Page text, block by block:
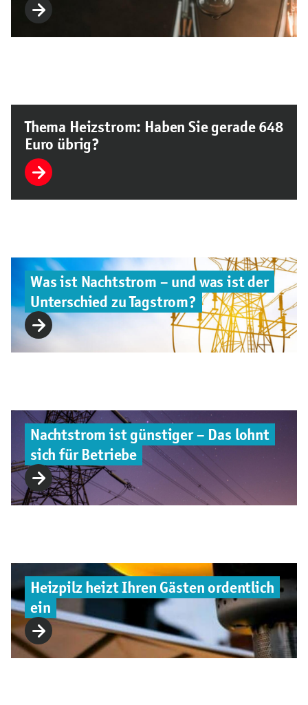
Thema Heizstrom: Haben Sie gerade 648
Euro übrig?
Was ist Nachtstrom – und was ist der
Unterschied zu Tagstrom?
Nachtstrom ist günstiger – Das lohnt
sich für Betriebe
Heizpilz heizt Ihren Gästen ordentlich
ein